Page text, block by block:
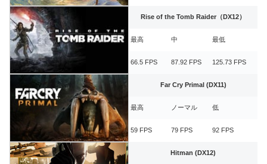
Rise of the Tomb Raider（DX12）
最高 中 最低
66.5 FPS 87.92 FPS 125.73 FPS
Far Cry Primal (DX11)
最高 ノーマル 低
59 FPS 79 FPS 92 FPS
Hitman (DX12)